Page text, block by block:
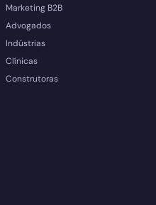
Marketing B2B
Advogados
Indústrias
Clínicas
Construtoras